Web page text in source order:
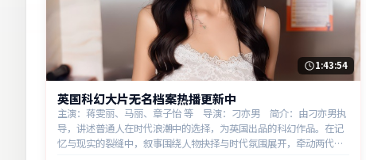
1:43:54
英国科幻大片无名档案热播更新中
主演：蒋雯丽、马丽、章子怡 等 导演：刁亦男 简介：由刁亦男执
导，讲述普通人在时代浪潮中的选择，为英国出品的科幻作品。在记
忆与现实的裂缝中，叙事围绕人物抉择与时代氛围展开，牵动两代人